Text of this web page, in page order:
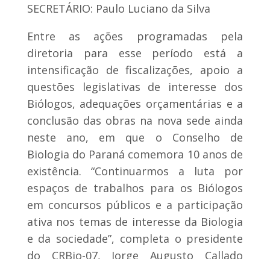
SECRETÁRIO: Paulo Luciano da Silva
Entre as ações programadas pela
diretoria para esse período está a
intensificação de fiscalizações, apoio a
questões legislativas de interesse dos
Biólogos, adequações orçamentárias e a
conclusão das obras na nova sede ainda
neste ano, em que o Conselho de
Biologia do Paraná comemora 10 anos de
existência. “Continuarmos a luta por
espaços de trabalhos para os Biólogos
em concursos públicos e a participação
ativa nos temas de interesse da Biologia
e da sociedade”, completa o presidente
do CRBio-07, Jorge Augusto Callado